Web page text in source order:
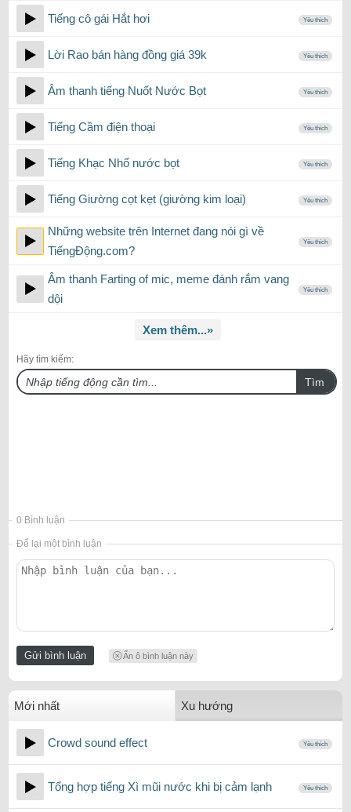
Tiếng cô gái Hắt hơi Yêu thích
Lời Rao bán hàng đồng giá 39k Yêu thích
Âm thanh tiếng Nuốt Nước Bọt Yêu thích
Tiếng Cầm điện thoại Yêu thích
Tiếng Khạc Nhổ nước bọt Yêu thích
Tiếng Giường cọt kẹt (giường kim loại) Yêu thích
Những website trên Internet đang nói gì về
TiếngĐộng.com?
Yêu thích
Âm thanh Farting of mic, meme đánh rắm vang
dội
Yêu thích
Xem thêm...»
Hãy tìm kiếm:
Tìm
0 Bình luận
Để lại một bình luận
Ẩn ô bình luận này
Mới nhất Xu hướng
Crowd sound effect Yêu thích
Tổng hợp tiếng Xì mũi nước khi bị cảm lạnh Yêu thích